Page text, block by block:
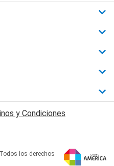
y Condiciones
los derechos